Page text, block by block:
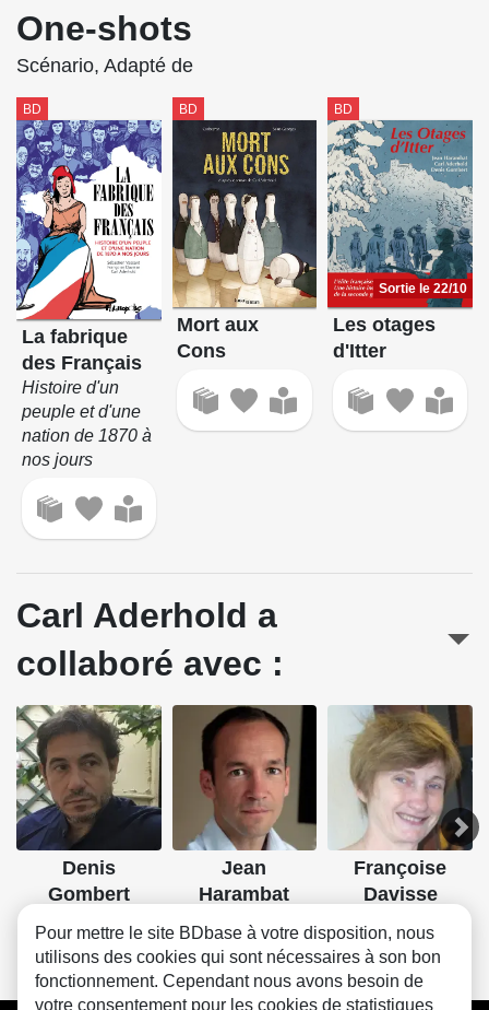
One-shots
Scénario, Adapté de
BD
La fabrique
des Français
Histoire d'un
peuple et d'une
nation de 1870 à
nos jours
BD
Mort aux
Cons
BD
Sortie le 22/10
Les otages
d'Itter
Carl Aderhold a
collaboré avec :
Denis
Gombert
Jean
Harambat
Françoise
Davisse
Pour mettre le site BDbase à votre disposition, nous
utilisons des cookies qui sont nécessaires à son bon
fonctionnement. Cependant nous avons besoin de
votre consentement pour les cookies de statistiques